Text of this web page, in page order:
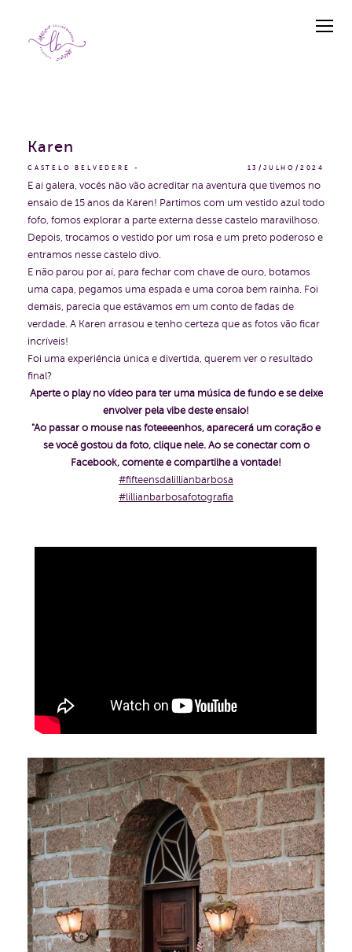
CASTELO BELVEDERE 13/JULHO/2024
Karen
E aí galera, vocês não vão acreditar na aventura que tivemos no
ensaio de 15 anos da Karen! Partimos com um vestido azul todo
fofo, fomos explorar a parte externa desse castelo maravilhoso.
Depois, trocamos o vestido por um rosa e um preto poderoso e
entramos nesse castelo divo.
E não parou por aí, para fechar com chave de ouro, botamos
uma capa, pegamos uma espada e uma coroa bem rainha. Foi
demais, parecia que estávamos em um conto de fadas de
verdade. A Karen arrasou e tenho certeza que as fotos vão ficar
incríveis!
Foi uma experiência única e divertida, querem ver o resultado
final?
Aperte o play no vídeo para ter uma música de fundo e se deixe
envolver pela vibe deste ensaio!
"Ao passar o mouse nas foteeeenhos, aparecerá um coração e
se você gostou da foto, clique nele. Ao se conectar com o
Facebook, comente e compartilhe a vontade!
#fifteensdalillianbarbosa
#lillianbarbosafotografia